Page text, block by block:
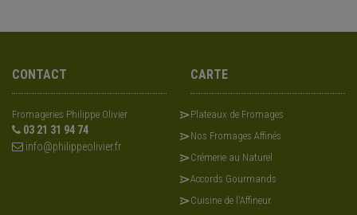
CONTACT
Fromageries Philippe Olivier
03 21 31 94 74
info@philippeolivier.fr
CARTE
Plateaux de Fromages
Nos Fromages Affinés
Crémerie au Naturel
Accords Gourmands
Cuisine de l'Affineur